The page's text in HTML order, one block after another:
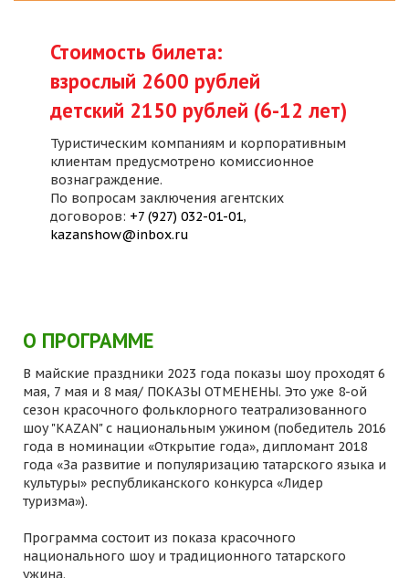
Стоимость билета:
взрослый 2600 рублей
детский 2150 рублей (6-12 лет)
Туристическим компаниям и корпоративным
клиентам предусмотрено комиссионное
вознаграждение.
По вопросам заключения агентских
договоров: +7 (927) 032-01-01,
kazanshow@inbox.ru
О ПРОГРАММЕ
В майские праздники 2023 года показы шоу проходят 6
мая, 7 мая и 8 мая/ ПОКАЗЫ ОТМЕНЕНЫ. Это уже 8-ой
сезон красочного фольклорного театрализованного
шоу "KAZAN" с национальным ужином (победитель 2016
года в номинации «Открытие года», дипломант 2018
года «За развитие и популяризацию татарского языка и
культуры» республиканского конкурса «Лидер
туризма»).
Программа состоит из показа красочного
национального шоу и традиционного татарского
ужина.